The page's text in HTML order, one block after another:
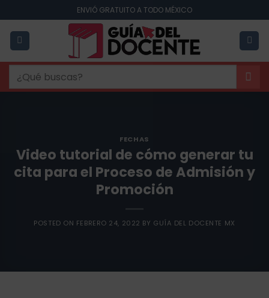
al
contenido
ENVIÓ GRATUITO A TODO MÉXICO
Buscar
por:
FECHAS
Video tutorial de cómo generar tu
cita para el Proceso de Admisión y
Promoción
POSTED ON FEBRERO 24, 2022 BY GUÍA DEL DOCENTE MX